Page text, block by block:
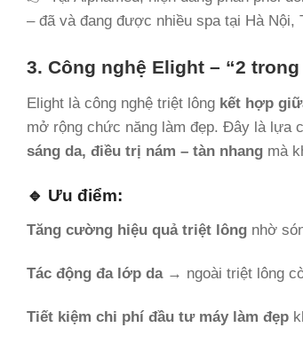
– đã và đang được nhiều spa tại Hà Nội,
3. Công nghệ Elight – “2
Elight là công nghệ triệt lông kết hợp
mở rộng chức năng làm đẹp. Đây là lựa
sáng da, điều trị nám – tàn nhang mà
🔹 Ưu điểm:
Tăng cường hiệu quả triệt lông nhờ
Tác động đa lớp da→ ngoài triệt lông
Tiết kiệm chi phí đầu tư máy làm đẹp